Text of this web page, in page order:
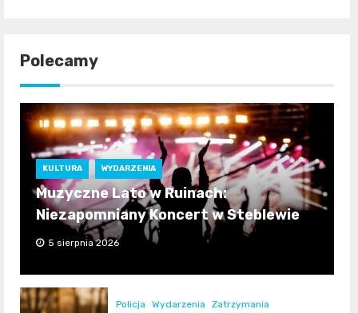
Polecamy
KULTURA WYDARZENIA
Muzyczne Lato w Ruinach:
Niezapomniany Koncert w Steblewie
5 sierpnia 2026
Policja Wydarzenia Zatrzymania